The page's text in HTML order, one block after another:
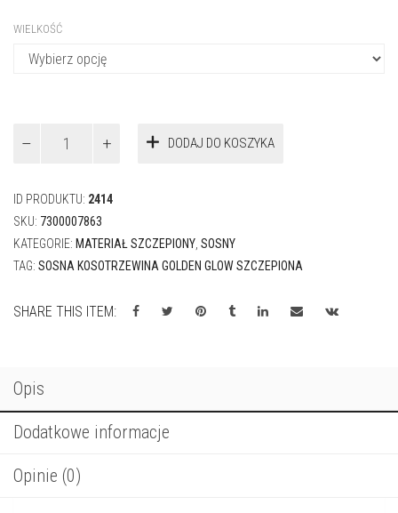
WIELKOŚĆ
Sosna
GLOW
DODAJ DO KOSZYKA
ID PRODUKTU: 2414
SKU: 7300007863
KATEGORIE: MATERIAŁ SZCZEPIONY SOSNY
TAG: SOSNA KOSOTRZEWINA GOLDEN GLOW SZCZEPIONA
SHARE THIS ITEM:
Opis
Dodatkowe informacje
Opinie (0)